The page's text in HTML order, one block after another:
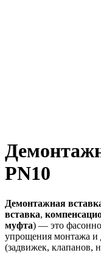
PN10
Демонтажная
вставка,
муфта) — это
упрощения монтажа и
(задвижек, клапанов,